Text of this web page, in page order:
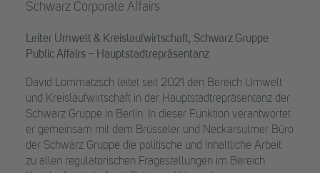
Schwarz Corporate Affairs
Leiter Umwelt & Kreislaufwirtschaft, Schwarz Gruppe
Public Affairs – Hauptstadtrepräsentanz
David Lommatzsch leitet seit 2021 den Bereich Umwelt
und Kreislaufwirtschaft in der Hauptstadtrepräsentanz der
Schwarz Gruppe in Berlin. In dieser Funktion verantwortet
er gemeinsam mit dem Brüsseler und Neckarsulmer Büro
der Schwarz Gruppe die politische und inhaltliche Arbeit
zu allen regulatorischen Fragestellungen im Bereich